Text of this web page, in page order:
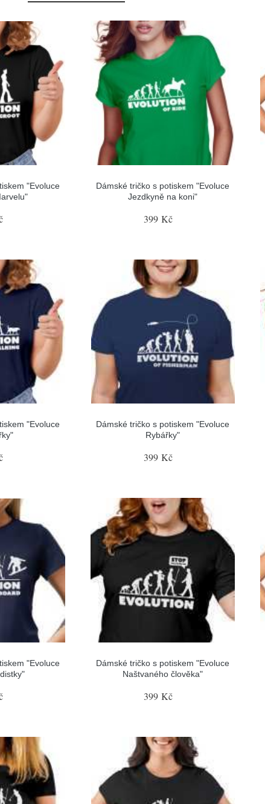
"Evoluce
Dámské tričko s potiskem "Evoluce
Jezdkyně na koni"
399 Kč
"Evoluce
Dámské tričko s potiskem "Evoluce
Rybářky"
399 Kč
"Evoluce
Dámské tričko s potiskem "Evoluce
Naštvaného člověka"
399 Kč